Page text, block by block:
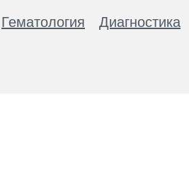
Гематология Диагностика